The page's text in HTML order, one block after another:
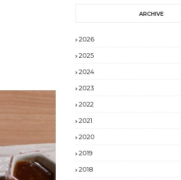
ARCHIVE
2026
2025
2024
2023
2022
2021
2020
2019
2018